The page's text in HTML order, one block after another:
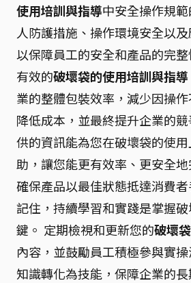
使用培訓與指導中安全操作規
人防護措施、操作環境安全以
以保障員工的安全和產品的完整
有效的破壞袋的使用培訓與指導
業的整體包裝效率，減少因操作
降低成本，並最終提升企業的
供的資訊能為您在破壞袋的使
助，讓您能更有效率、更安全
確保產品以最佳狀態抵達消費者
記住，持續學習和實踐是掌握
鍵。 定期檢視和更新您的破壞
內容，並鼓勵員工積極參與實
知識轉化為技能，保障企業的長